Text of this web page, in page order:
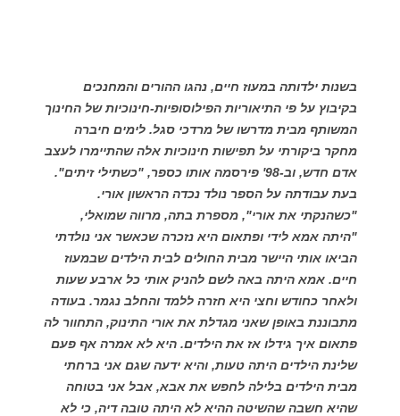
בשנות ילדותה במעוז חיים, נהגו ההורים והמחנכים
בקיבוץ על פי התיאוריות הפילוסופיות-חינוכיות של החינוך
המשותף מבית מדרשו של מרדכי סגל. לימים חיברה
מחקר ביקורתי על תפישות חינוכיות אלה שהתיימרו לעצב
אדם חדש, וב-98' פירסמה אותו כספר, "כשתילי זיתים".
בעת עבודתה על הספר נולד נכדה הראשון אורי.
"כשהנקתי את אורי", מספרת בתה, מרווה שמואלי,
"היתה אמא לידי ופתאום היא נזכרה שכאשר אני נולדתי
הביאו אותי היישר מבית החולים לבית הילדים שבמעוז
חיים. אמא היתה באה לשם להניק אותי כל ארבע שעות
ולאחר כחודש וחצי היא חזרה ללמד והחלב נגמר. בעודה
מתבוננת באופן שאני מגדלת את אורי התינוק, התחוור לה
פתאום איך גידלו אז את הילדים. היא לא אמרה אף פעם
שלינת הילדים היתה טעות, והיא ידעה שגם אני ברחתי
מבית הילדים בלילה לחפש את אבא, אבל אני בטוחה
שהיא חשבה שהשיטה ההיא לא היתה טובה דיה, כי לא